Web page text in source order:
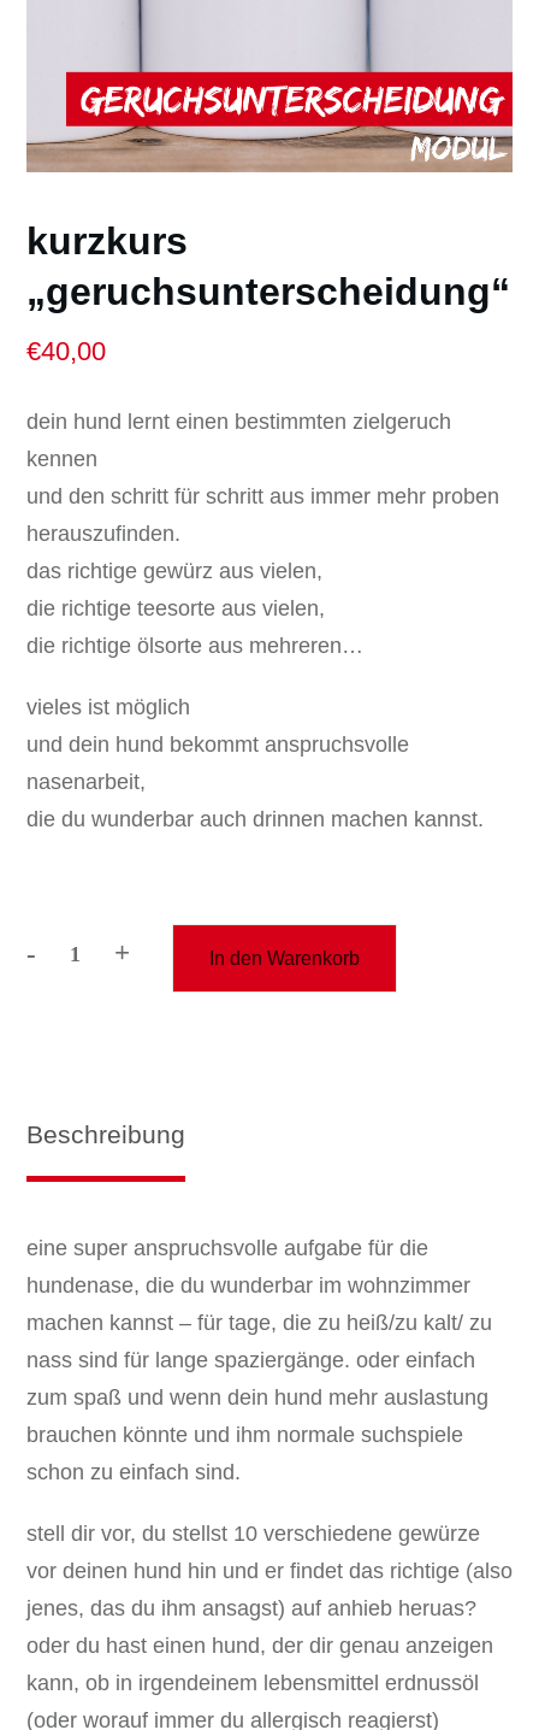
kurzkurs
„geruchsunterscheidung“
€40,00
dein hund lernt einen bestimmten zielgeruch
kennen
und den schritt für schritt aus immer mehr proben
herauszufinden.
das richtige gewürz aus vielen,
die richtige teesorte aus vielen,
die richtige ölsorte aus mehreren…
vieles ist möglich
und dein hund bekommt anspruchsvolle
nasenarbeit,
die du wunderbar auch drinnen machen kannst.
-kurzkurs
"geruchsunterscheidung"
+ In den Warenkorb
Beschreibung
eine super anspruchsvolle aufgabe für die
hundenase, die du wunderbar im wohnzimmer
machen kannst – für tage, die zu heiß/zu kalt/ zu
nass sind für lange spaziergänge. oder einfach
zum spaß und wenn dein hund mehr auslastung
brauchen könnte und ihm normale suchspiele
schon zu einfach sind.
stell dir vor, du stellst 10 verschiedene gewürze
vor deinen hund hin und er findet das richtige (also
jenes, das du ihm ansagst) auf anhieb heruas?
oder du hast einen hund, der dir genau anzeigen
kann, ob in irgendeinem lebensmittel erdnussöl
(oder worauf immer du allergisch reagierst)